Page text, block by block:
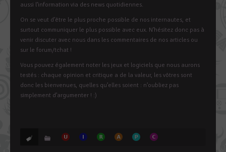
aussi l’information via des news quotidiennes.
On se veut d’être le plus proche possible de nos internautes, et
surtout communiquer le plus possible avec eux. N’hésitez donc pas à
venir discuter avec nous dans les commentaires de nos articles ou
sur le forum/tchat !
Vous pouvez également noter les jeux et logiciels que nous aurons
testés : chaque opinion et critique a de la valeur, les vôtres sont
donc les bienvenues, quelles qu’elles soient : n’oubliez pas
simplement d’argumenter ! :)